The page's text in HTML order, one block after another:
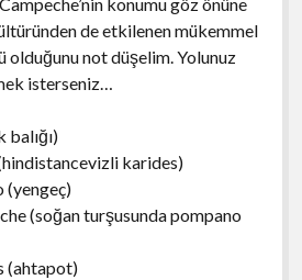
de etkilenen mükemmel
olduğunu not düşelim. Yolunuz
isterseniz…
balığı)
karides)
(yengeç)
(soğan turşusunda pompano
(ahtapot)